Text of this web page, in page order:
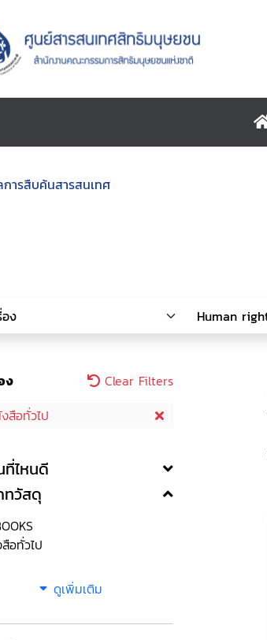
ารสืบค้นสารสนเทศ
ง
Clear Filters
สือทั่วไป
ไหนดี
ทวัสดุ
อทั่วไป
ดูเพิ่มเติม